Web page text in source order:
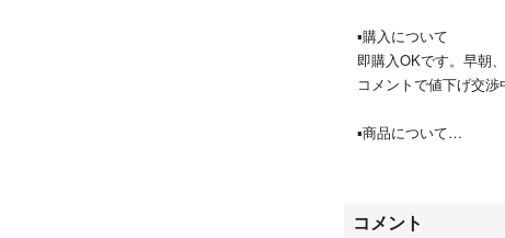
▪️購入について
即購入OKです。早朝
コメントで値下げ交渉
▪️商品について
大手リユースショッ
コメント